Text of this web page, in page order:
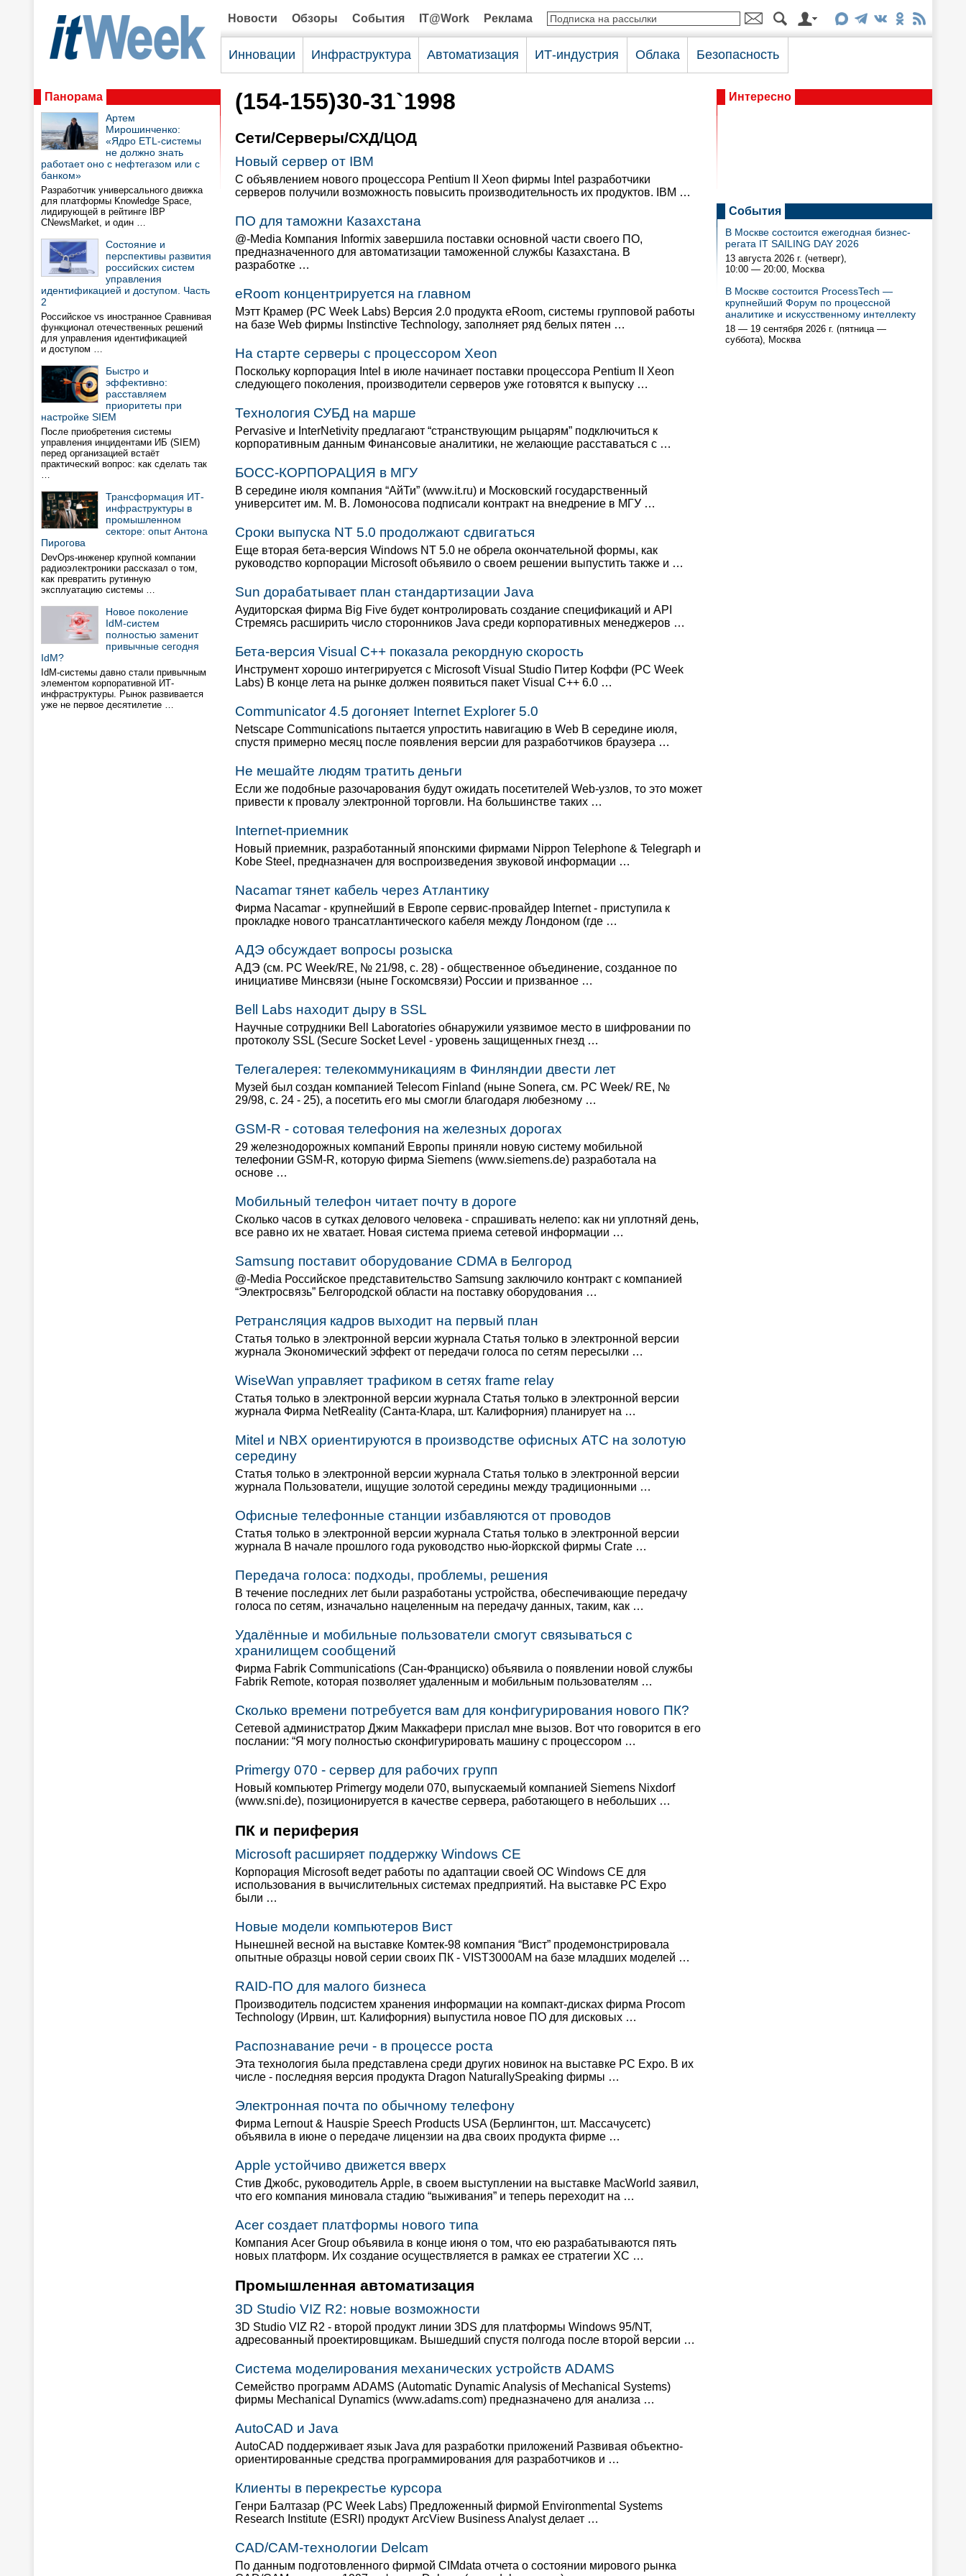
Новости Обзоры События IT@Work Реклама
Инновации Инфраструктура Автоматизация ИТ-индустрия Облака Безопасность
Панорама
Артем
Мирошинченко:
«Ядро ETL-системы
не должно знать
работает оно с нефтегазом или с
банком»
Разработчик универсального движка
для платформы Knowledge Space,
лидирующей в рейтинге IBP
CNewsMarket, и один …
Состояние и
перспективы развития
российских систем
управления
идентификацией и доступом. Часть
2
Российское vs иностранное Сравнивая
функционал отечественных решений
для управления идентификацией
и доступом …
Быстро и
эффективно:
расставляем
приоритеты при
настройке SIEM
После приобретения системы
управления инцидентами ИБ (SIEM)
перед организацией встаёт
практический вопрос: как сделать так
…
Трансформация ИТ-
инфраструктуры в
промышленном
секторе: опыт Антона
Пирогова
DevOps-инженер крупной компании
радиоэлектроники рассказал о том,
как превратить рутинную
эксплуатацию системы …
Новое поколение
IdM-систем
полностью заменит
привычные сегодня
IdM?
IdM-системы давно стали привычным
элементом корпоративной ИТ-
инфраструктуры. Рынок развивается
уже не первое десятилетие …
(154-155)30-31`1998
Сети/Серверы/СХД/ЦОД
Новый сервер от IBM
С объявлением нового процессора Pentium II Xeon фирмы Intel разработчики
серверов получили возможность повысить производительность их продуктов. IBM …
ПО для таможни Казахстана
@-Media Компания Informix завершила поставки основной части своего ПО,
предназначенного для автоматизации таможенной службы Казахстана. В
разработке …
eRoom концентрируется на главном
Мэтт Крамер (PC Week Labs) Версия 2.0 продукта eRoom, системы групповой работы
на базе Web фирмы Instinctive Technology, заполняет ряд белых пятен …
На старте серверы с процессором Xeon
Поскольку корпорация Intel в июле начинает поставки процессора Pentium II Xeon
следующего поколения, производители серверов уже готовятся к выпуску …
Технология СУБД на марше
Pervasive и InterNetivity предлагают “странствующим рыцарям” подключиться к
корпоративным данным Финансовые аналитики, не желающие расставаться с …
БОСС-КОРПОРАЦИЯ в МГУ
В середине июля компания “АйТи” (www.it.ru) и Московский государственный
университет им. М. В. Ломоносова подписали контракт на внедрение в МГУ …
Сроки выпуска NT 5.0 продолжают сдвигаться
Еще вторая бета-версия Windows NT 5.0 не обрела окончательной формы, как
руководство корпорации Microsoft объявило о своем решении выпустить также и …
Sun дорабатывает план стандартизации Java
Аудиторская фирма Big Five будет контролировать создание спецификаций и API
Стремясь расширить число сторонников Java среди корпоративных менеджеров …
Бета-версия Visual C++ показала рекордную скорость
Инструмент хорошо интегрируется с Microsoft Visual Studio Питер Коффи (PC Week
Labs) В конце лета на рынке должен появиться пакет Visual C++ 6.0 …
Communicator 4.5 догоняет Internet Explorer 5.0
Netscape Communications пытается упростить навигацию в Web В середине июля,
спустя примерно месяц после появления версии для разработчиков браузера …
Не мешайте людям тратить деньги
Если же подобные разочарования будут ожидать посетителей Web-узлов, то это может
привести к провалу электронной торговли. На большинстве таких …
Internet-приемник
Новый приемник, разработанный японскими фирмами Nippon Telephone & Telegraph и
Kobe Steel, предназначен для воспроизведения звуковой информации …
Nacamar тянет кабель через Атлантику
Фирма Nacamar - крупнейший в Европе сервис-провайдер Internet - приступила к
прокладке нового трансатлантического кабеля между Лондоном (где …
АДЭ обсуждает вопросы розыска
АДЭ (см. PC Week/RE, № 21/98, с. 28) - общественное объединение, созданное по
инициативе Минсвязи (ныне Госкомсвязи) России и призванное …
Bell Labs находит дыру в SSL
Научные сотрудники Bell Laboratories обнаружили уязвимое место в шифровании по
протоколу SSL (Secure Socket Level - уровень защищенных гнезд …
Телегалерея: телекоммуникациям в Финляндии двести лет
Музей был создан компанией Telecom Finland (ныне Sonera, см. PC Week/ RE, №
29/98, с. 24 - 25), а посетить его мы смогли благодаря любезному …
GSM-R - сотовая телефония на железных дорогах
29 железнодорожных компаний Европы приняли новую систему мобильной
телефонии GSM-R, которую фирма Siemens (www.siemens.de) разработала на
основе …
Мобильный телефон читает почту в дороге
Сколько часов в сутках делового человека - спрашивать нелепо: как ни уплотняй день,
все равно их не хватает. Новая система приема сетевой информации …
Samsung поставит оборудование CDMA в Белгород
@-Media Российское представительство Samsung заключило контракт с компанией
“Электросвязь” Белгородской области на поставку оборудования …
Ретрансляция кадров выходит на первый план
Статья только в электронной версии журнала Статья только в электронной версии
журнала Экономический эффект от передачи голоса по сетям пересылки …
WiseWan управляет трафиком в сетях frame relay
Статья только в электронной версии журнала Статья только в электронной версии
журнала Фирма NetReality (Санта-Клара, шт. Калифорния) планирует на …
Mitel и NBX ориентируются в производстве офисных АТС на золотую
середину
Статья только в электронной версии журнала Статья только в электронной версии
журнала Пользователи, ищущие золотой середины между традиционными …
Офисные телефонные станции избавляются от проводов
Статья только в электронной версии журнала Статья только в электронной версии
журнала В начале прошлого года руководство нью-йоркской фирмы Crate …
Передача голоса: подходы, проблемы, решения
В течение последних лет были разработаны устройства, обеспечивающие передачу
голоса по сетям, изначально нацеленным на передачу данных, таким, как …
Удалённые и мобильные пользователи смогут связываться с
хранилищем сообщений
Фирма Fabrik Communications (Сан-Франциско) объявила о появлении новой службы
Fabrik Remote, которая позволяет удаленным и мобильным пользователям …
Сколько времени потребуется вам для конфигурирования нового ПК?
Сетевой администратор Джим Маккафери прислал мне вызов. Вот что говорится в его
послании: “Я могу полностью сконфигурировать машину с процессором …
Primergy 070 - сервер для рабочих групп
Новый компьютер Primergy модели 070, выпускаемый компанией Siemens Nixdorf
(www.sni.de), позиционируется в качестве сервера, работающего в небольших …
ПК и периферия
Microsoft расширяет поддержку Windows CE
Корпорация Microsoft ведет работы по адаптации своей ОС Windows CE для
использования в вычислительных системах предприятий. На выставке PC Expo
были …
Новые модели компьютеров Вист
Нынешней весной на выставке Комтек-98 компания “Вист” продемонстрировала
опытные образцы новой серии своих ПК - VIST3000AM на базе младших моделей …
RAID-ПО для малого бизнеса
Производитель подсистем хранения информации на компакт-дисках фирма Procom
Technology (Ирвин, шт. Калифорния) выпустила новое ПО для дисковых …
Распознавание речи - в процессе роста
Эта технология была представлена среди других новинок на выставке PC Expo. В их
числе - последняя версия продукта Dragon NaturallySpeaking фирмы …
Электронная почта по обычному телефону
Фирма Lernout & Hauspie Speech Products USA (Берлингтон, шт. Массачусетс)
объявила в июне о передаче лицензии на два своих продукта фирме …
Apple устойчиво движется вверх
Стив Джобс, руководитель Apple, в своем выступлении на выставке MacWorld заявил,
что его компания миновала стадию “выживания” и теперь переходит на …
Acer создает платформы нового типа
Компания Acer Group объявила в конце июня о том, что ею разрабатываются пять
новых платформ. Их создание осуществляется в рамках ее стратегии XC …
Промышленная автоматизация
3D Studio VIZ R2: новые возможности
3D Studio VIZ R2 - второй продукт линии 3DS для платформы Windows 95/NT,
адресованный проектировщикам. Вышедший спустя полгода после второй версии …
Система моделирования механических устройств ADAMS
Семейство программ ADAMS (Automatic Dynamic Analysis of Mechanical Systems)
фирмы Mechanical Dynamics (www.adams.com) предназначено для анализа …
AutoCAD и Java
AutoCAD поддерживает язык Java для разработки приложений Развивая объектно-
ориентированные средства программирования для разработчиков и …
Клиенты в перекрестье курсора
Генри Балтазар (PC Week Labs) Предложенный фирмой Environmental Systems
Research Institute (ESRI) продукт ArcView Business Analyst делает …
CAD/CAM-технологии Delcam
По данным подготовленного фирмой CIMdata отчета о состоянии мирового рынка
Интересно
События
В Москве состоится ежегодная бизнес-
регата IT SAILING DAY 2026
13 августа 2026 г. (четверг),
10:00 — 20:00, Москва
В Москве состоится ProcessTech —
крупнейший Форум по процессной
аналитике и искусственному интеллекту
18 — 19 сентября 2026 г. (пятница —
суббота), Москва